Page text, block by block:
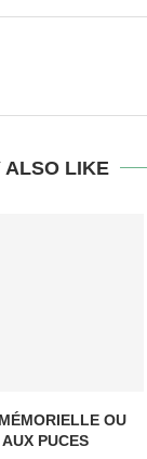
ALSO LIKE
OU
PUCES